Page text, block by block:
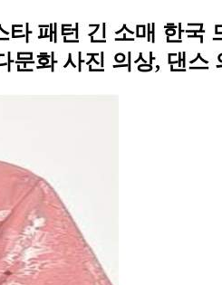
패턴 긴 소매 한국
화 사진 의상, 댄스